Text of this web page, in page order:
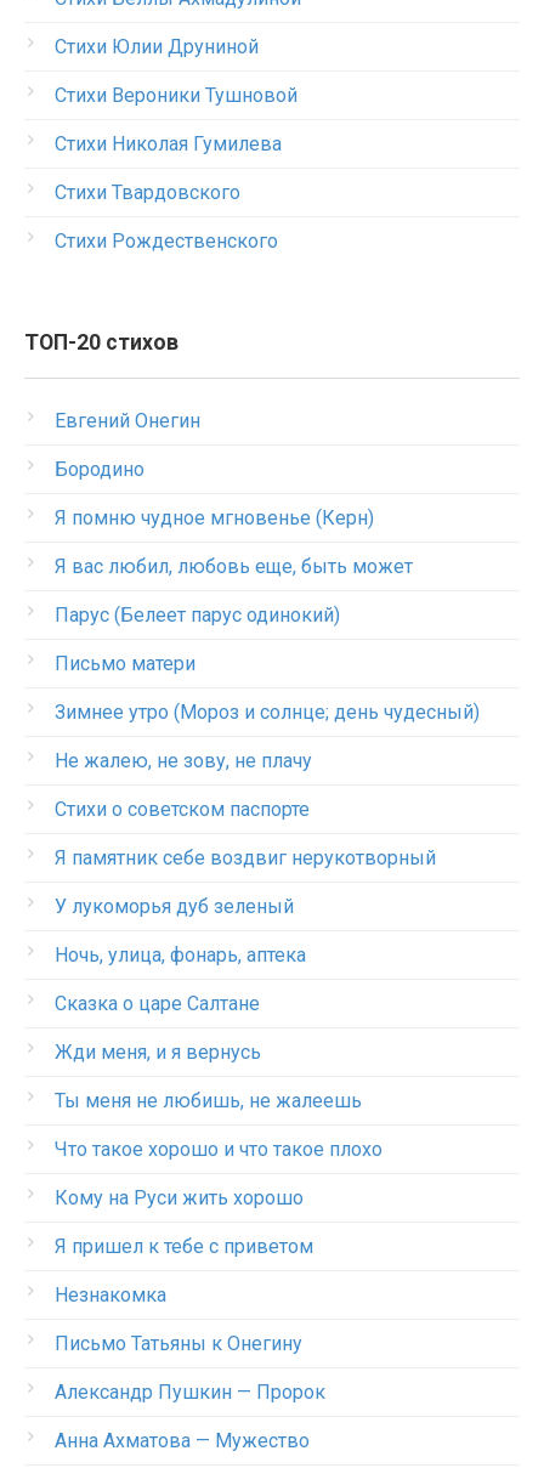
Стихи Юлии Друниной
Стихи Вероники Тушновой
Стихи Николая Гумилева
Стихи Твардовского
Стихи Рождественского
ТОП-20 стихов
Евгений Онегин
Бородино
Я помню чудное мгновенье (Керн)
Я вас любил, любовь еще, быть может
Парус (Белеет парус одинокий)
Письмо матери
Зимнее утро (Мороз и солнце; день чудесный)
Не жалею, не зову, не плачу
Стихи о советском паспорте
Я памятник себе воздвиг нерукотворный
У лукоморья дуб зеленый
Ночь, улица, фонарь, аптека
Сказка о царе Салтане
Жди меня, и я вернусь
Ты меня не любишь, не жалеешь
Что такое хорошо и что такое плохо
Кому на Руси жить хорошо
Я пришел к тебе с приветом
Незнакомка
Письмо Татьяны к Онегину
Александр Пушкин — Пророк
Анна Ахматова — Мужество